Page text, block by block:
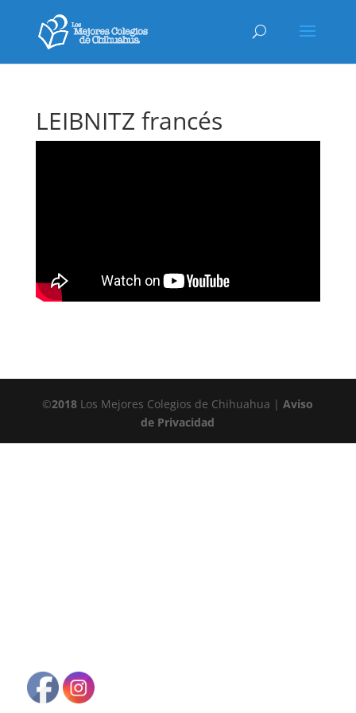
LEIBNITZ francés
©2018 Los Mejores Colegios de Chihuahua |Aviso
de Privacidad